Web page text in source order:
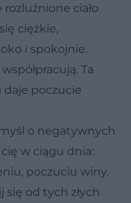
ciało
ciężkie,
i spokojnie.
Ta
daje poczucie
o negatywnych
w ciągu dnia:
poczuciu winy.
się od tych złych